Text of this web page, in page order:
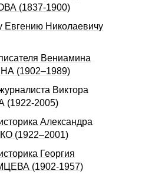
(1837-1900)
Евгению Николаевичу
Вениамина
(1902–1989)
Виктора
(1922-2005)
Александра
(1922–2001)
Георгия
(1902-1957)